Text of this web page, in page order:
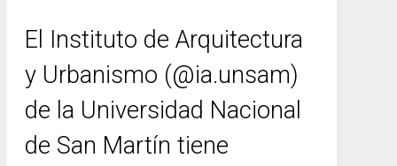
El Instituto de Arquitectura
y Urbanismo (@ia.unsam)
de la Universidad Nacional
de San Martín tiene